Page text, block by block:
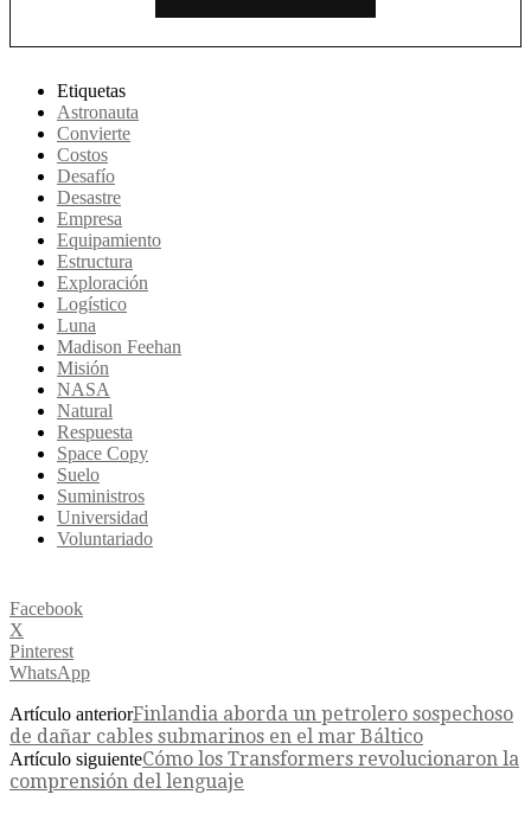
Etiquetas
Astronauta
Convierte
Costos
Desafío
Desastre
Empresa
Equipamiento
Estructura
Exploración
Logístico
Luna
Madison Feehan
Misión
NASA
Natural
Respuesta
Space Copy
Suelo
Suministros
Universidad
Voluntariado
Facebook
X
Pinterest
WhatsApp
Artículo anteriorFinlandia aborda un petrolero sospechoso
de dañar cables submarinos en el mar Báltico
Artículo siguienteCómo los Transformers revolucionaron la
comprensión del lenguaje